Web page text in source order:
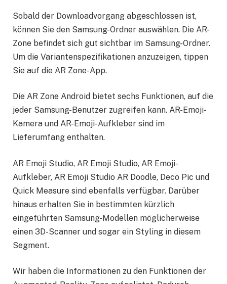
Sobald der Downloadvorgang abgeschlossen ist,
können Sie den Samsung-Ordner auswählen. Die AR-
Zone befindet sich gut sichtbar im Samsung-Ordner.
Um die Variantenspezifikationen anzuzeigen, tippen
Sie auf die AR Zone-App.
Die AR Zone Android bietet sechs Funktionen, auf die
jeder Samsung-Benutzer zugreifen kann. AR-Emoji-
Kamera und AR-Emoji-Aufkleber sind im
Lieferumfang enthalten.
AR Emoji Studio, AR Emoji Studio, AR Emoji-
Aufkleber, AR Emoji Studio AR Doodle, Deco Pic und
Quick Measure sind ebenfalls verfügbar. Darüber
hinaus erhalten Sie in bestimmten kürzlich
eingeführten Samsung-Modellen möglicherweise
einen 3D-Scanner und sogar ein Styling in diesem
Segment.
Wir haben die Informationen zu den Funktionen der